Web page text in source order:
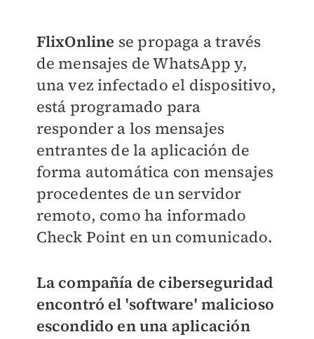
FlixOnline se propaga a través
de mensajes de WhatsApp y,
una vez infectado el dispositivo,
está programado para
responder a los mensajes
entrantes de la aplicación de
forma automática con mensajes
procedentes de un servidor
remoto, como ha informado
Check Point en un comunicado.
La compañía de ciberseguridad
encontró el 'software' malicioso
escondido en una aplicación